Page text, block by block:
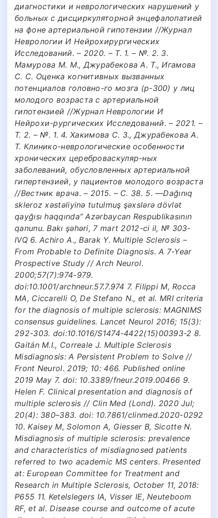
диагностики и неврологических нарушений у
больных с дисциркуляторной энцефалопатией
на фоне артериальной гипотензии //Журнал
Неврологии И Нейрохирургических
Исследований. – 2020. – Т. 1. – №. 2. 3.
Мамурова М. М., Джурабекова А. Т., Игамова
С. С. Оценка когнитивных вызванных
потенциалов головно-го мозга (р-300) у лиц
молодого возраста с артериальной
гипотензией //Журнал Неврологии И
Нейрохи-рургических Исследований. – 2021. –
Т. 2. – №. 1. 4. Хакимова С. З., Джурабекова А.
Т. Клинико-неврологические особенности
хронических цереброваскуляр-ных
заболеваний, обусловленных артериальной
гипертензией, у пациентов молодого возраста
//Вестник врача. – 2015. – С. 38. 5. ―Dağınıq
skleroz xəstəliyinə tutulmuş şəxslərə dövlət
qayğısı haqqında” Azərbaycan Respublikasının
qanunu. Bakı şəhəri, 7 mart 2012-ci il, № 303-
IVQ 6. Achiro A., Barak Y. Multiple Sclerosis –
From Probable to Definite Diagnosis. A 7-Year
Prospective Study // Arch Neurol.
2000;57(7):974-979.
doi:10.1001/archneur.57.7.974 7. Filippi M, Rocca
MA, Ciccarelli O, De Stefano N., et al. MRI criteria
for the diagnosis of multiple sclerosis: MAGNIMS
consensus guidelines. Lancet Neurol 2016; 15(3):
292-303. doi:10.1016/S1474-4422(15)00393-2 8.
Gaitán M.I., Correale J. Multiple Sclerosis
Misdiagnosis: A Persistent Problem to Solve //
Front Neurol. 2019; 10: 466. Published online
2019 May 7. doi: 10.3389/fneur.2019.00466 9.
Helen F. Clinical presentation and diagnosis of
multiple sclerosis // Clin Med (Lond). 2020 Jul;
20(4): 380–383. doi: 10.7861/clinmed.2020-0292
10. Kaisey M, Solomon A, Giesser B, Sicotte N.
Misdiagnosis of multiple sclerosis: prevalence
and characteristics of misdiagnosed patients
referred to two academic MS centers. Presented
at: European Committee for Treatment and
Research in Multiple Sclerosis, October 11, 2018:
P655 11. Ketelslegers IA, Visser IE, Neuteboom
RF, et al. Disease course and outcome of acute